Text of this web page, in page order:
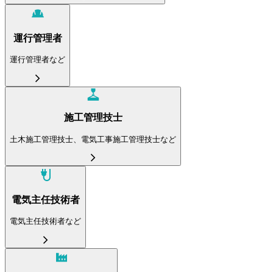
運行管理者
運行管理者など
施工管理技士
土木施工管理技士、電気工事施工管理技士など
電気主任技術者
電気主任技術者など